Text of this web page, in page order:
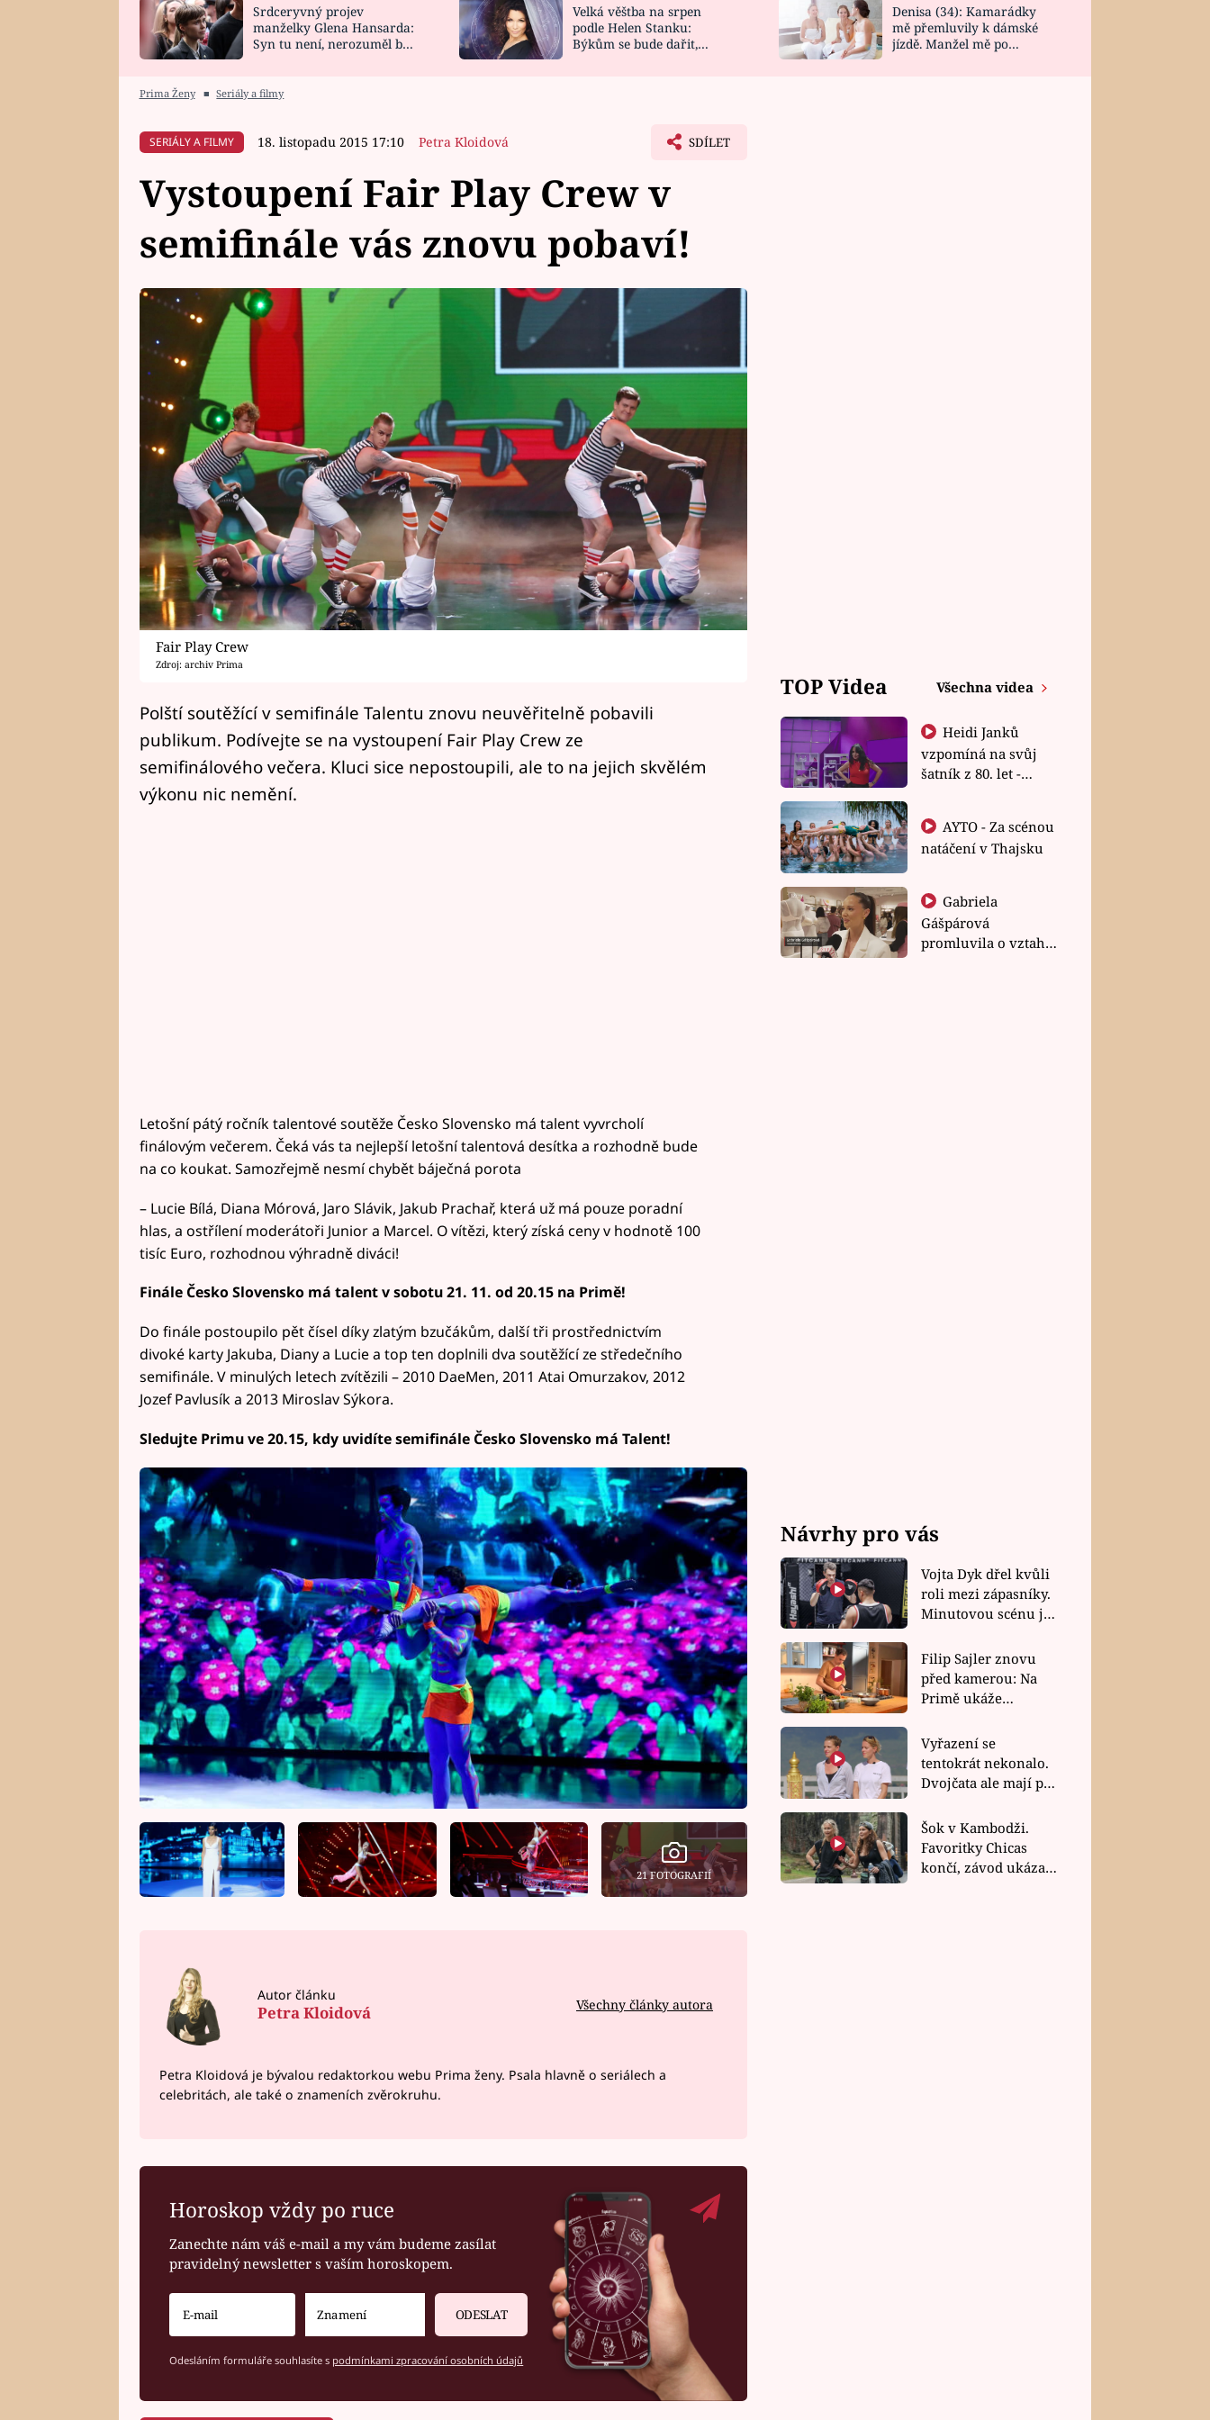
HOROSKOP NA
CELEBRITY
VAŘENÍ
NOVINKY
VIDEORECEPTY
DESIGN
Srdceryvný projev
manželky Glena Hansarda:
Syn tu není, nerozuměl by
Velká věštba na srpen
podle Helen Stanku:
Býkům se bude dařit,
Denisa (34): Kamarádky
mě přemluvily k dámské
jízdě. Manžel mě po
Prima Ženy ■ Seriály a filmy
SERIÁLY A FILMY 18. listopadu 2015 17:10 Petra Kloidová SDÍLET
Vystoupení Fair Play Crew v
semifinále vás znovu pobaví!
Fair Play Crew
Zdroj: archiv Prima
Polští soutěžící v semifinále Talentu znovu neuvěřitelně pobavili
publikum. Podívejte se na vystoupení Fair Play Crew ze
semifinálového večera. Kluci sice nepostoupili, ale to na jejich skvělém
výkonu nic nemění.
Letošní pátý ročník talentové soutěže Česko Slovensko má talent vyvrcholí
finálovým večerem. Čeká vás ta nejlepší letošní talentová desítka a rozhodně bude
na co koukat. Samozřejmě nesmí chybět báječná porota
– Lucie Bílá, Diana Mórová, Jaro Slávik, Jakub Prachař, která už má pouze poradní
hlas, a ostřílení moderátoři Junior a Marcel. O vítězi, který získá ceny v hodnotě 100
tisíc Euro, rozhodnou výhradně diváci!
Finále Česko Slovensko má talent v sobotu 21. 11. od 20.15 na Primě!
Do finále postoupilo pět čísel díky zlatým bzučákům, další tři prostřednictvím
divoké karty Jakuba, Diany a Lucie a top ten doplnili dva soutěžící ze středečního
semifinále. V minulých letech zvítězili – 2010 DaeMen, 2011 Atai Omurzakov, 2012
Jozef Pavlusík a 2013 Miroslav Sýkora.
Sledujte Primu ve 20.15, kdy uvidíte semifinále Česko Slovensko má Talent!
21 FOTOGRAFIÍ
Autor článku
Petra Kloidová Všechny články autora
Petra Kloidová je bývalou redaktorkou webu Prima ženy. Psala hlavně o seriálech a
celebritách, ale také o znameních zvěrokruhu.
Horoskop vždy po ruce
Zanechte nám váš e-mail a my vám budeme zasílat
pravidelný newsletter s vaším horoskopem.
ODESLAT
Odesláním formuláře souhlasíte s podmínkami zpracování osobních údajů
TOP Videa Všechna videa
Heidi Janků
vzpomíná na svůj
šatník z 80. let -
natáčení v Thajsku
Gabriela
Gášpárová
promluvila o vztahu
Návrhy pro vás
Vojta Dyk dřel kvůli
roli mezi zápasníky.
Minutovou scénu jel
Filip Sajler znovu
před kamerou: Na
Primě ukáže
rychlé recepty
Vyřazení se
tentokrát nekonalo.
Dvojčata ale mají po
závodu nůž na krku
Šok v Kambodži.
Favoritky Chicas
končí, závod ukázal